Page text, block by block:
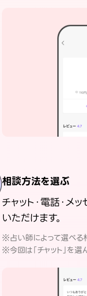
相談方法を選ぶ
チャット・電話・メ
いただけます。
※占い師によって選べる
※今回は「チャット」を